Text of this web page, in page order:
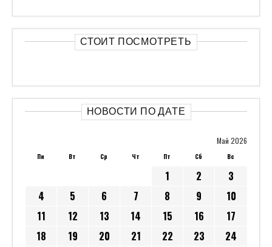
СТОИТ ПОСМОТРЕТЬ
НОВОСТИ ПО ДАТЕ
Май 2026
Пн Вт Ср Чт Пт Сб Вс
1 2
3
4
5 6 7 8 9
10
11
12 13 14 15 16
17
18
19 20 21 22 23
24